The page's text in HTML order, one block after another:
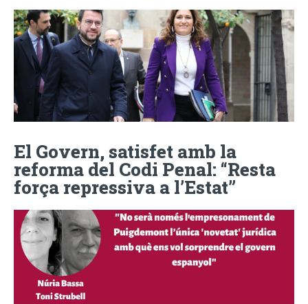
El Govern, satisfet amb la
reforma del Codi Penal: “Resta
força repressiva a l’Estat”